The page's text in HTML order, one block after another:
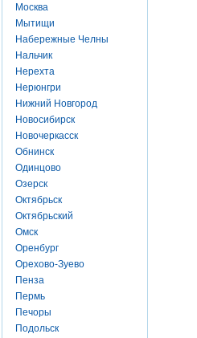
Москва
Мытищи
Набережные Челны
Нальчик
Нерехта
Нерюнгри
Нижний Новгород
Новосибирск
Новочеркасск
Обнинск
Одинцово
Озерск
Октябрьск
Октябрьский
Омск
Оренбург
Орехово-Зуево
Пенза
Пермь
Печоры
Подольск